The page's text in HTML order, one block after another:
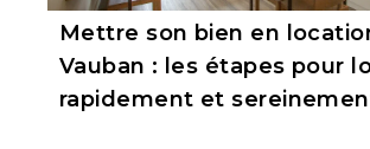
Mettre son bien en
Vauban : les étapes pour
rapidement et